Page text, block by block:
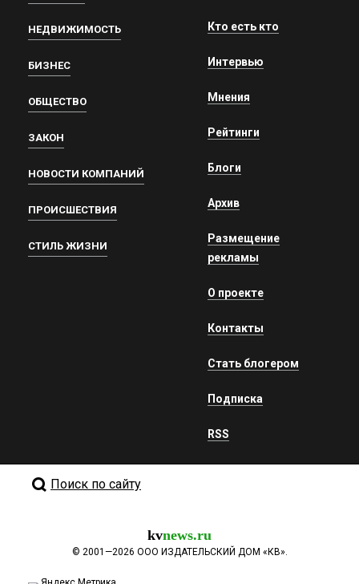
НЕДВИЖИМОСТЬ
БИЗНЕС
ОБЩЕСТВО
ЗАКОН
НОВОСТИ КОМПАНИЙ
ПРОИСШЕСТВИЯ
СТИЛЬ ЖИЗНИ
Кто есть кто
Интервью
Мнения
Рейтинги
Блоги
Архив
Размещение
рекламы
О проекте
Контакты
Стать блогером
Подписка
RSS
Поиск по сайту
kvnews.ru
© 2001—2026 ООО ИЗДАТЕЛЬСКИЙ ДОМ «КВ».